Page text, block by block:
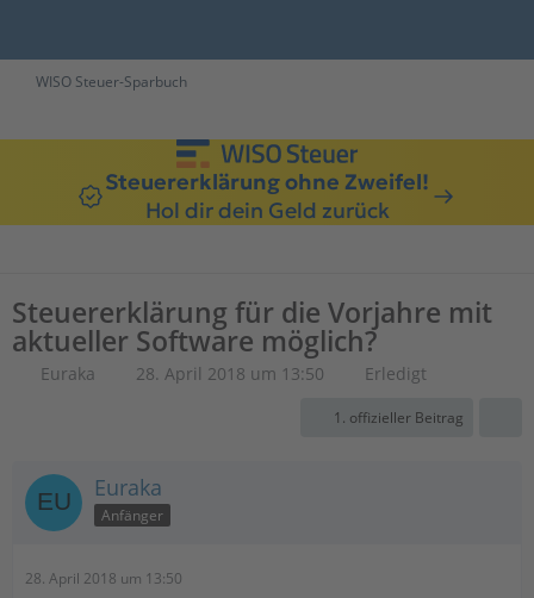
WISO Steuer-Sparbuch
Steuererklärung ohne Zweifel!
Hol dir dein Geld zurück
Steuererklärung für die Vorjahre mit
aktueller Software möglich?
Euraka 28. April 2018 um 13:50 Erledigt
1. offizieller Beitrag
Euraka
Anfänger
28. April 2018 um 13:50